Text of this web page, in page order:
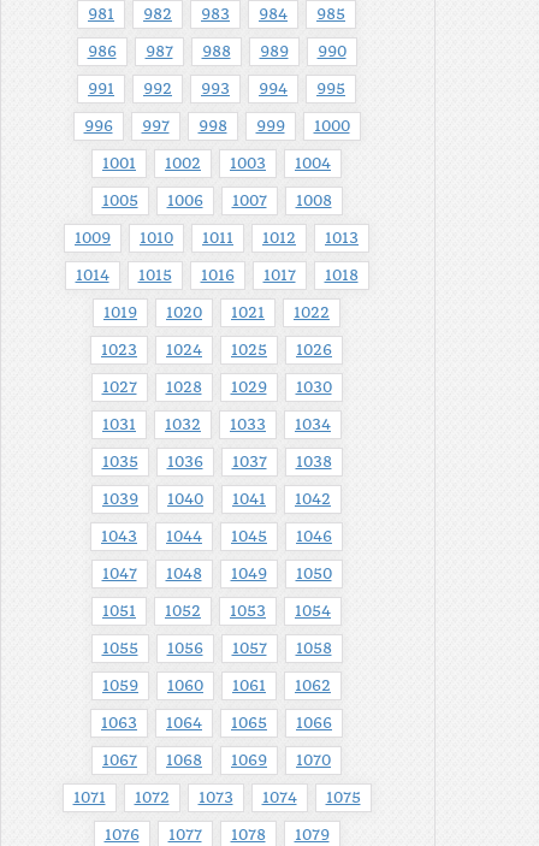
981 982 983 984 985
986 987 988 989 990
991 992 993 994 995
996 997 998 999 1000
1001 1002 1003 1004
1005 1006 1007 1008
1009 1010 1011 1012 1013
1014 1015 1016 1017 1018
1019 1020 1021 1022
1023 1024 1025 1026
1027 1028 1029 1030
1031 1032 1033 1034
1035 1036 1037 1038
1039 1040 1041 1042
1043 1044 1045 1046
1047 1048 1049 1050
1051 1052 1053 1054
1055 1056 1057 1058
1059 1060 1061 1062
1063 1064 1065 1066
1067 1068 1069 1070
1071 1072 1073 1074 1075
1076 1077 1078 1079